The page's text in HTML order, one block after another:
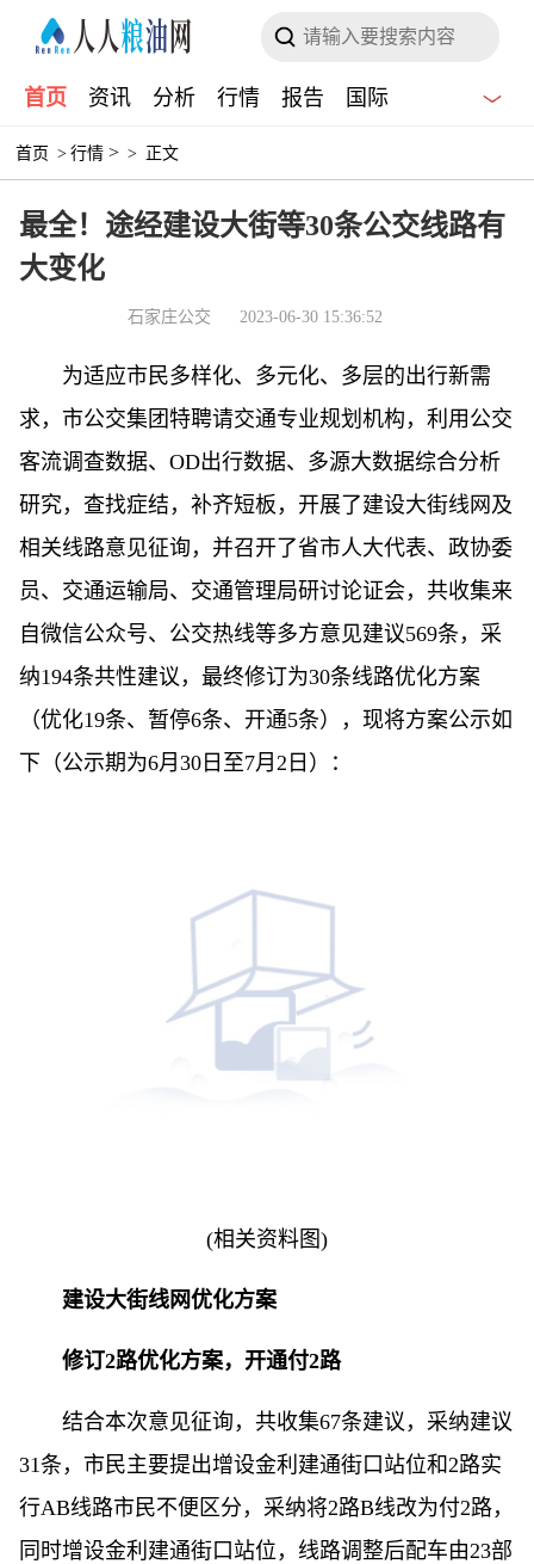
首页 资讯 分析 行情 报告 国际
首页 > 行情 > > 正文
最全！途经建设大街等30条公交线路有
大变化
石家庄公交 2023-06-30 15:36:52
为适应市民多样化、多元化、多层的出行新需
求，市公交集团特聘请交通专业规划机构，利用公交
客流调查数据、OD出行数据、多源大数据综合分析
研究，查找症结，补齐短板，开展了建设大街线网及
相关线路意见征询，并召开了省市人大代表、政协委
员、交通运输局、交通管理局研讨论证会，共收集来
自微信公众号、公交热线等多方意见建议569条，采
纳194条共性建议，最终修订为30条线路优化方案
（优化19条、暂停6条、开通5条），现将方案公示如
下（公示期为6月30日至7月2日）：
(相关资料图)
建设大街线网优化方案
修订2路优化方案，开通付2路
结合本次意见征询，共收集67条建议，采纳建议
31条，市民主要提出增设金利建通街口站位和2路实
行AB线路市民不便区分，采纳将2路B线改为付2路，
同时增设金利建通街口站位，线路调整后配车由23部